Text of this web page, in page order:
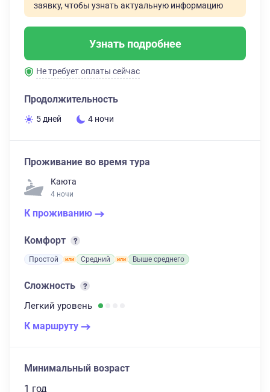
заявку, чтобы узнать актуальную информацию
Узнать подробнее
Не требует оплаты сейчас
Продолжительность
5 дней 4 ночи
Проживание во время тура
Каюта
4 ночи
К проживанию
Комфорт
Простой Средний Выше среднего
Сложность
Легкий уровень
К маршруту
Минимальный возраст
1 год